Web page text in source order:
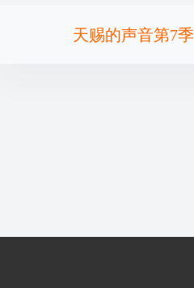
天赐的声音第7季